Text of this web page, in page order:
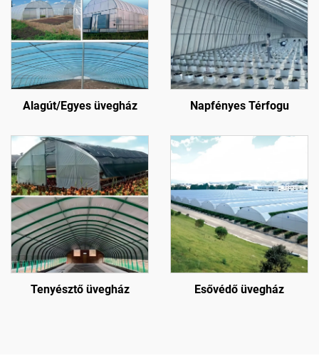
Alagút/Egyes üvegház Napfényes Térfogu
Tenyésztő üvegház Esővédő üvegház